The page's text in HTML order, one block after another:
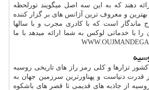
دهند که به این سه اصل میگویند تورلحظه
بهترین و معروف ترین آژانس های بر گزار کننده
ماندگار است که با کادری مجرب و با سالها
را با خدماتی لوکس به شما ارائه میدهد با ما
تزارها و کلی رمز راز های تاریخی روسیه
قدرت دنیاست و پهناورترین سرزمین جهان به
از جاذبه های قدیمی تا قصر های باشکوه